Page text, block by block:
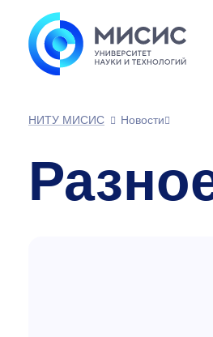
НИТУ МИСИС Новости